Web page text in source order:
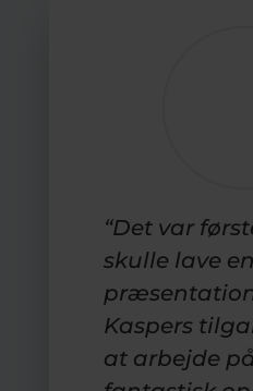
“Det var
skulle lave en
Kaspers
at arbejde